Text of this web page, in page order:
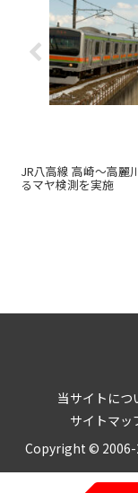
JR八高線 高崎～高麗
るマヤ検測を実施
当サイトにつ
サイトマッ
Copyright © 2006-